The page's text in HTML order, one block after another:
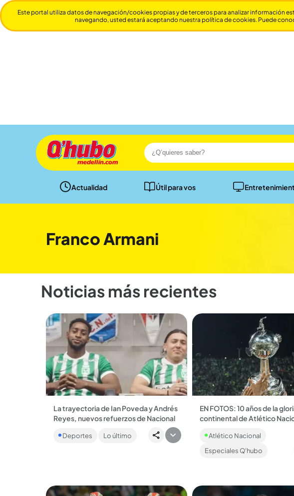
Actualidad Útil para vos
Franco Armani
Noticias más recientes
La trayectoria de Ian Poveda y Andrés
Reyes, nuevos refuerzos de Nacional
El defensor de 26 años regresa al club
paisa tras su paso por la MLS, mientras
que el delantero llega procedente del
Deportes Lo último
EN FOTOS: 10 años de la
continental de Atlético
segunda Copa Libertadores,
Atlético Nacional
Especiales Q'hubo
Este portal utiliza datos de navegación/cookies propias y de terceros para analizar información
navegando, usted estará aceptando nuestra política de cookies. Puede